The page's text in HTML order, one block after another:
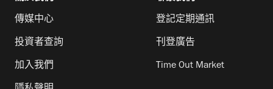
傳媒中心
投資者查詢
加入我們
登記定期通訊
刊登廣告
Time Out Market